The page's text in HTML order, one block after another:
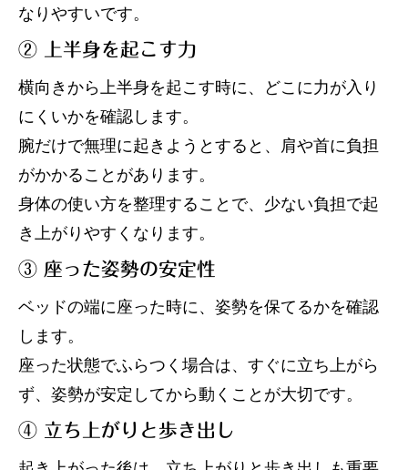
なりやすいです。
② 上半身を起こす力
横向きから上半身を起こす時に、どこに力が入り
にくいかを確認します。
腕だけで無理に起きようとすると、肩や首に負担
がかかることがあります。
身体の使い方を整理することで、少ない負担で起
き上がりやすくなります。
③ 座った姿勢の安定性
ベッドの端に座った時に、姿勢を保てるかを確認
します。
座った状態でふらつく場合は、すぐに立ち上がら
ず、姿勢が安定してから動くことが大切です。
④ 立ち上がりと歩き出し